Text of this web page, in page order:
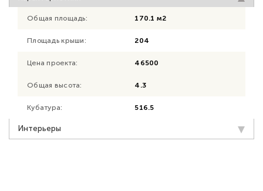
Общая площадь: 170.1 м2
Площадь крыши: 204
Цена проекта: 46500
Общая высота: 4.3
Кубатура: 516.5
Интерьеры